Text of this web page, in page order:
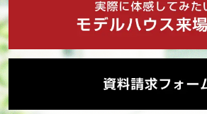
2025年02月 (2)